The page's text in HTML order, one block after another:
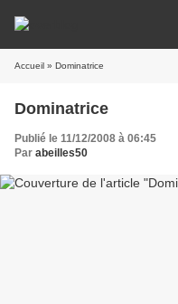
Accueil » Dominatrice
Dominatrice
Publié le 11/12/2008 à 06:45
Par abeilles50